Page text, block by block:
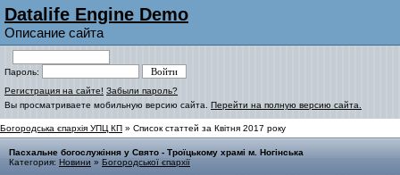
Datalife Engine Demo
Описание сайта
Пароль:
Регистрация на сайте! Забыли пароль?
Вы просматриваете мобильную версию сайта. Перейти на полную версию сайта.
Богородська єпархія УПЦ КП » Список статтей за Квітня 2017 року
Пасхальне богослужіння у Свято - Троїцькому храмі м. Ногінська
Категория: Новини » Богородської єпархії